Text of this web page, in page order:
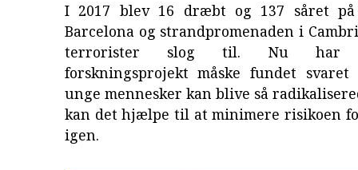
I 2017 blev 16 dræbt og 137 såret på
Barcelona og strandpromenaden i
terrorister slog til. Nu har
forskningsprojekt måske fundet svaret
unge mennesker kan blive så
kan det hjælpe til at minimere risikoen
igen.